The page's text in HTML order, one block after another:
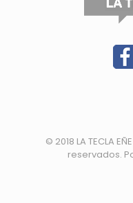
© 2018 LA TECLA
reservados.